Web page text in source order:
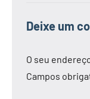
Deixe um
O seu
Campos